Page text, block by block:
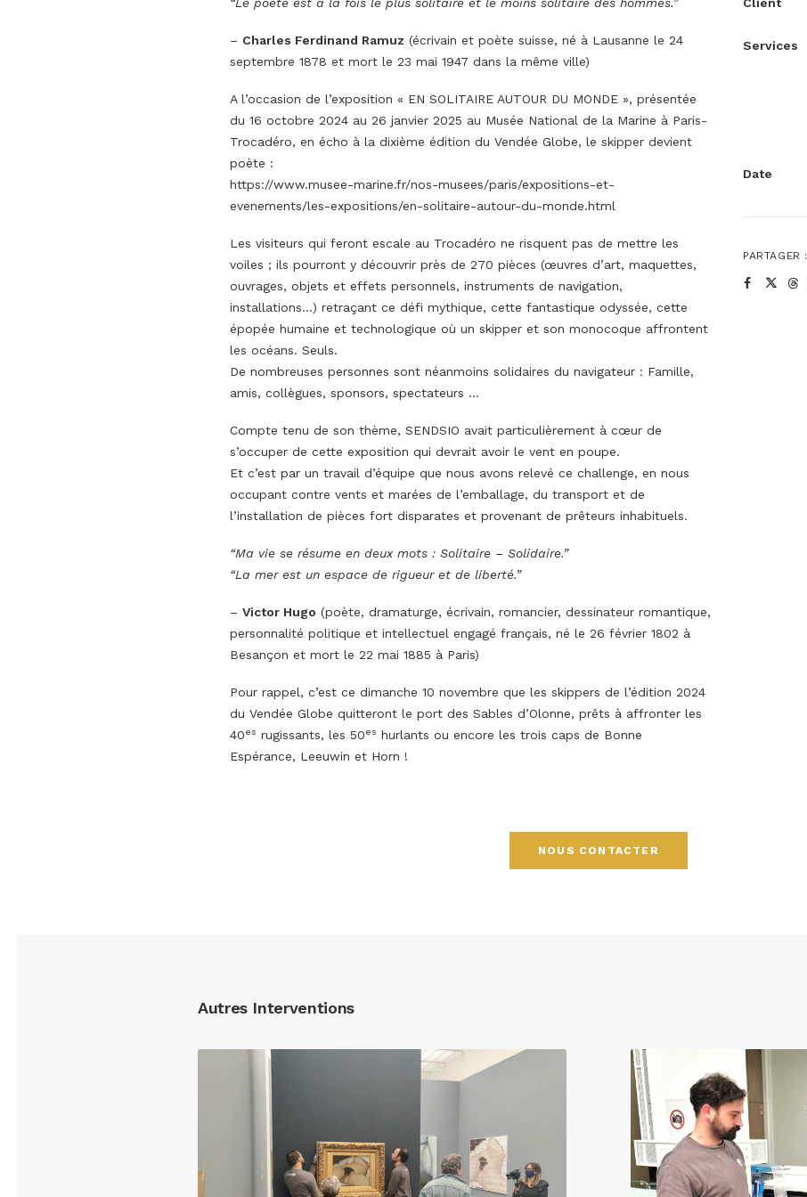
– Charles Ferdinand Ramuz (écrivain et poète suisse, né à Lausanne le 24
septembre 1878 et mort le 23 mai 1947 dans la même ville)
A l’occasion de l’exposition « EN SOLITAIRE AUTOUR DU MONDE », présentée
du 16 octobre 2024 au 26 janvier 2025 au Musée National de la Marine à Paris-
Trocadéro, en écho à la dixième édition du Vendée Globe, le skipper devient
poète :
https://www.musee-marine.fr/nos-musees/paris/expositions-et-
evenements/les-expositions/en-solitaire-autour-du-monde.html
Les visiteurs qui feront escale au Trocadéro ne risquent pas de mettre les
voiles ; ils pourront y découvrir près de 270 pièces (œuvres d’art, maquettes,
ouvrages, objets et effets personnels, instruments de navigation,
installations…) retraçant ce défi mythique, cette fantastique odyssée, cette
épopée humaine et technologique où un skipper et son monocoque affrontent
les océans. Seuls.
De nombreuses personnes sont néanmoins solidaires du navigateur : Famille,
amis, collègues, sponsors, spectateurs …
Compte tenu de son thème, SENDSIO avait particulièrement à cœur de
s’occuper de cette exposition qui devrait avoir le vent en poupe.
Et c’est par un travail d’équipe que nous avons relevé ce challenge, en nous
occupant contre vents et marées de l’emballage, du transport et de
l’installation de pièces fort disparates et provenant de prêteurs inhabituels.
“Ma vie se résume en deux mots : Solitaire – Solidaire.”
“La mer est un espace de rigueur et de liberté.”
– Victor Hugo (poète, dramaturge, écrivain, romancier, dessinateur romantique,
personnalité politique et intellectuel engagé français, né le 26 février 1802 à
Besançon et mort le 22 mai 1885 à Paris)
Pour rappel, c’est ce dimanche 10 novembre que les skippers de l’édition 2024
du Vendée Globe quitteront le port des Sables d’Olonne, prêts à affronter les
40es rugissants, les 50es hurlants ou encore les trois caps de Bonne
Espérance, Leeuwin et Horn !
Services
Date
PARTAGER :
NOUS CONTACTER
Autres Interventions